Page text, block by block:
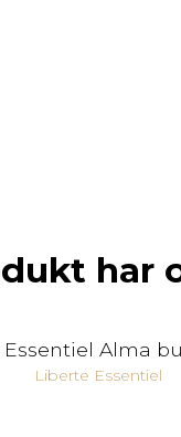
har
Alma
Liberte Essentiel